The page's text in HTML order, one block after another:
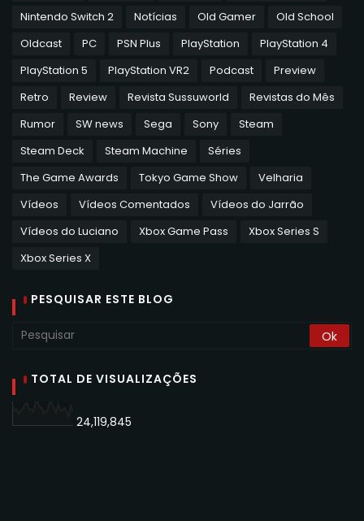
Nintendo Switch 2
Notícias Old Gamer
Old School
Oldcast
PC PSN Plus PlayStation
PlayStation 4
PlayStation 5
PlayStation VR2 Podcast
Preview
Retro
Review Revista Sussuworld
Revistas do Mês
Rumor
SW news Sega Sony
Steam
Steam Deck
Steam Machine
Séries
The Game Awards
Tokyo Game Show
Velharia
Vídeos
Vídeos Comentados
Vídeos do Jarrão
Vídeos do Luciano
Xbox Game Pass
Xbox Series S
Xbox Series X
PESQUISAR ESTE BLOG
TOTAL DE VISUALIZAÇÕES
24,119,845